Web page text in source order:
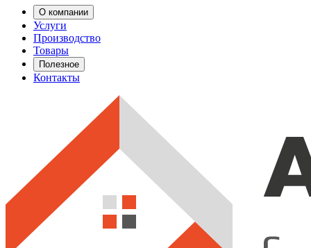
О компании
Услуги
Производство
Товары
Полезное
Контакты